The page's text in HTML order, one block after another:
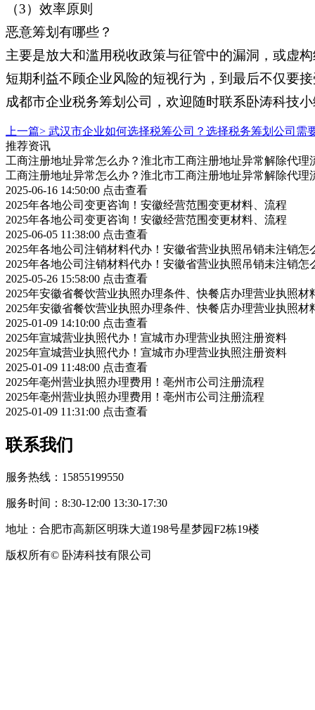
（3）效率原则
恶意筹划有哪些？
主要是放大和滥用税收政策与征管中的漏洞，或虚
短期利益不顾企业风险的短视行为，到最后不仅要
成都市企业税务筹划公司，欢迎随时联系卧涛科技
上一篇> 武汉市企业如何选择税筹公司？选择税务筹划公司需
推荐资讯
工商注册地址异常怎么办？淮北市工商注册地址异常解除代理
工商注册地址异常怎么办？淮北市工商注册地址异常解除代理
2025-06-16 14:50:00 点击查看
2025年各地公司变更咨询！安徽经营范围变更材料、流程
2025年各地公司变更咨询！安徽经营范围变更材料、流程
2025-06-05 11:38:00 点击查看
2025年各地公司注销材料代办！安徽省营业执照吊销未注销怎
2025年各地公司注销材料代办！安徽省营业执照吊销未注销怎
2025-05-26 15:58:00 点击查看
2025年安徽省餐饮营业执照办理条件、快餐店办理营业执照材
2025年安徽省餐饮营业执照办理条件、快餐店办理营业执照材
2025-01-09 14:10:00 点击查看
2025年宣城营业执照代办！宣城市办理营业执照注册资料
2025年宣城营业执照代办！宣城市办理营业执照注册资料
2025-01-09 11:48:00 点击查看
2025年亳州营业执照办理费用！亳州市公司注册流程
2025年亳州营业执照办理费用！亳州市公司注册流程
2025-01-09 11:31:00 点击查看
联系我们
服务热线：15855199550
服务时间：8:30-12:00 13:30-17:30
地址：合肥市高新区明珠大道198号星梦园F2栋19楼
版权所有© 卧涛科技有限公司